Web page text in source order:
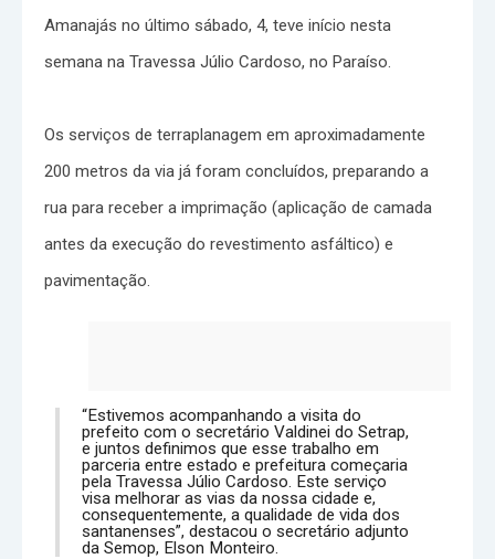
Amanajás no último sábado, 4, teve início nesta
semana na Travessa Júlio Cardoso, no Paraíso.
Os serviços de terraplanagem em aproximadamente
200 metros da via já foram concluídos, preparando a
rua para receber a imprimação (aplicação de camada
antes da execução do revestimento asfáltico) e
pavimentação.
“Estivemos acompanhando a visita do
prefeito com o secretário Valdinei do Setrap,
e juntos definimos que esse trabalho em
parceria entre estado e prefeitura começaria
pela Travessa Júlio Cardoso. Este serviço
visa melhorar as vias da nossa cidade e,
consequentemente, a qualidade de vida dos
santanenses”, destacou o secretário adjunto
da Semop, Elson Monteiro.